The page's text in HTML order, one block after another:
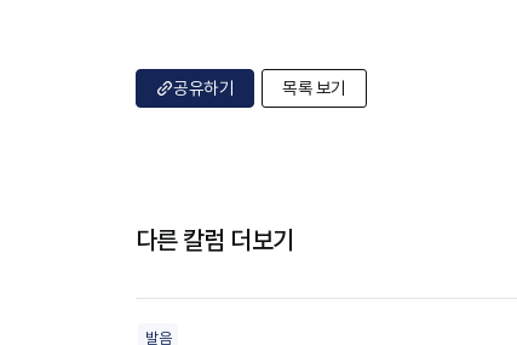
공유하기 목록 보기
다른 칼럼 더보기
발음